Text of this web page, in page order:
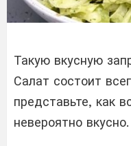
Такую вкусную
Салат состоит
представьте, как
невероятно